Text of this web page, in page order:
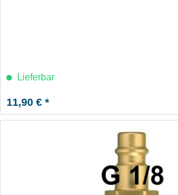
Lieferbar
11,90 € *